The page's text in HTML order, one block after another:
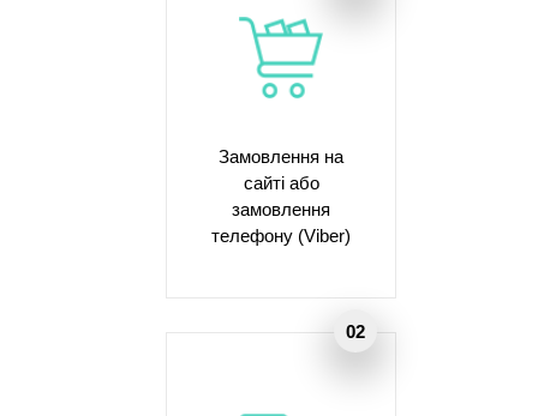
Замовлення на
сайті або
замовлення
телефону (Viber)